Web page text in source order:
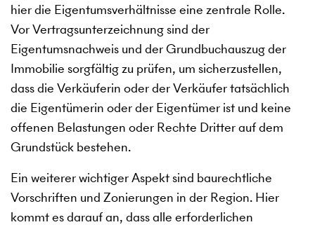
hier die Eigentumsverhältnisse eine zentrale Rolle.
Vor Vertragsunterzeichnung sind der
Eigentumsnachweis und der Grundbuchauszug der
Immobilie sorgfältig zu prüfen, um sicherzustellen,
dass die Verkäuferin oder der Verkäufer tatsächlich
die Eigentümerin oder der Eigentümer ist und keine
offenen Belastungen oder Rechte Dritter auf dem
Grundstück bestehen.
Ein weiterer wichtiger Aspekt sind baurechtliche
Vorschriften und Zonierungen in der Region. Hier
kommt es darauf an, dass alle erforderlichen